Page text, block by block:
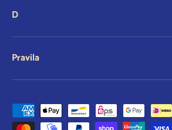
D
Pravila
Prihvaćene metode plaćanja